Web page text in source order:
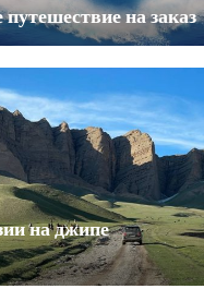
на заказ
на джипе